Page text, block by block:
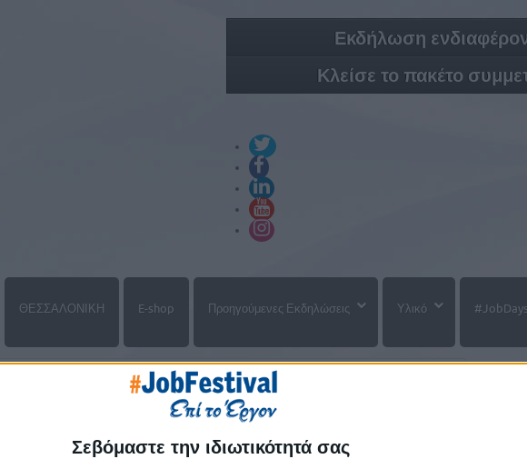
Σεβόμαστε την ιδιωτικότητά σας
Εκδήλωση
Κλείσε το πακέτο
ΘΕΣΣΑΛΟΝΙΚΗ E-shop Προηγούμενες Εκδηλώσεις Υλικό #JobDays
Το